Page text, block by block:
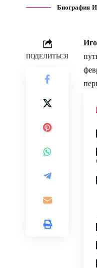
Биография
ПОДЕЛИТЬСЯ